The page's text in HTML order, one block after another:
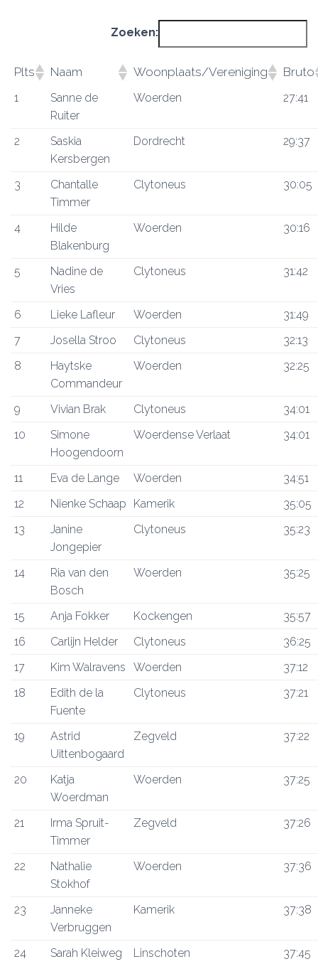
Zoeken:
Plts Naam Woonplaats/Vereniging Bruto
1
Sanne de
Ruiter
Woerden 27:41
2
Saskia
Kersbergen
Dordrecht 29:37
3
Chantalle
Timmer
Clytoneus 30:05
4
Hilde
Blakenburg
Woerden 30:16
5
Nadine de
Vries
Clytoneus 31:42
6 Lieke Lafleur Woerden
31:49
7
Josella Stroo Clytoneus
32:13
8
Haytske
Commandeur
Woerden 32:25
9 Vivian Brak Clytoneus
34:01
10
Simone
Hoogendoorn
Woerdense Verlaat 34:01
11 Eva de Lange Woerden
34:51
12
Nienke Schaap Kamerik
35:05
13
Janine
Jongepier
Clytoneus 35:23
14
Ria van den
Bosch
Woerden 35:25
15 Anja Fokker Kockengen
35:57
16
Carlijn Helder Clytoneus
36:25
17
Kim Walravens Woerden
37:12
18
Edith de la
Fuente
Clytoneus 37:21
19
Astrid
Uittenbogaard
Zegveld 37:22
20
Katja
Woerdman
Woerden 37:25
21
Irma Spruit-
Timmer
Zegveld 37:26
22
Nathalie
Stokhof
Woerden 37:36
23
Janneke
Verbruggen
Kamerik 37:38
24 Sarah Kleiweg Linschoten
37:45